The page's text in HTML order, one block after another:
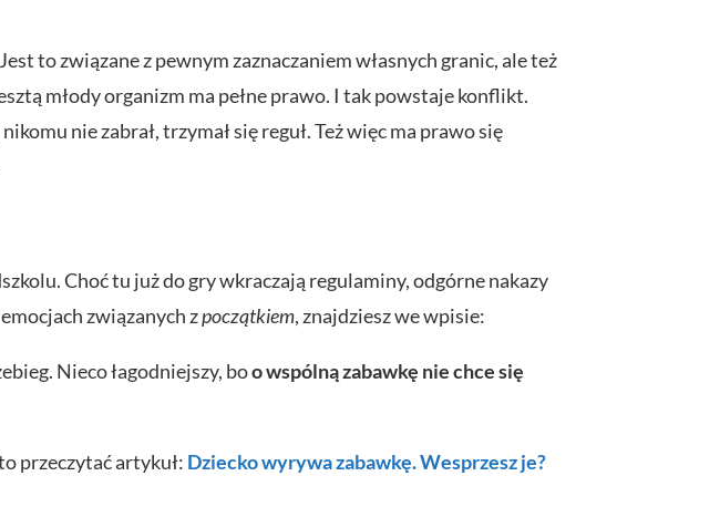
to związane z pewnym zaznaczaniem własnych granic, ale też
młody organizm ma pełne prawo. I tak powstaje konflikt.
nie zabrał, trzymał się reguł. Też więc ma prawo się
Choć tu już do gry wkraczają regulaminy, odgórne nakazy
związanych zpoczątkiem, znajdziesz we wpisie:
Nieco łagodniejszy, boo wspólną zabawkę nie chce się
przeczytać artykuł: Dziecko wyrywa zabawkę. Wesprzesz je?